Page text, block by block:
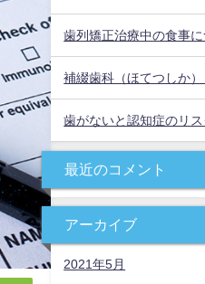
歯列矯正治療中の食事
補綴歯科（ほてつしか）
歯がないと認知症のリス
最近のコメント
アーカイブ
2021年5月